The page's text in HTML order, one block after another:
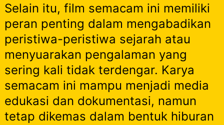
Selain itu, film semacam ini memiliki
peran penting dalam mengabadikan
peristiwa-peristiwa sejarah atau
menyuarakan pengalaman yang
sering kali tidak terdengar. Karya
semacam ini mampu menjadi media
edukasi dan dokumentasi, namun
tetap dikemas dalam bentuk hiburan